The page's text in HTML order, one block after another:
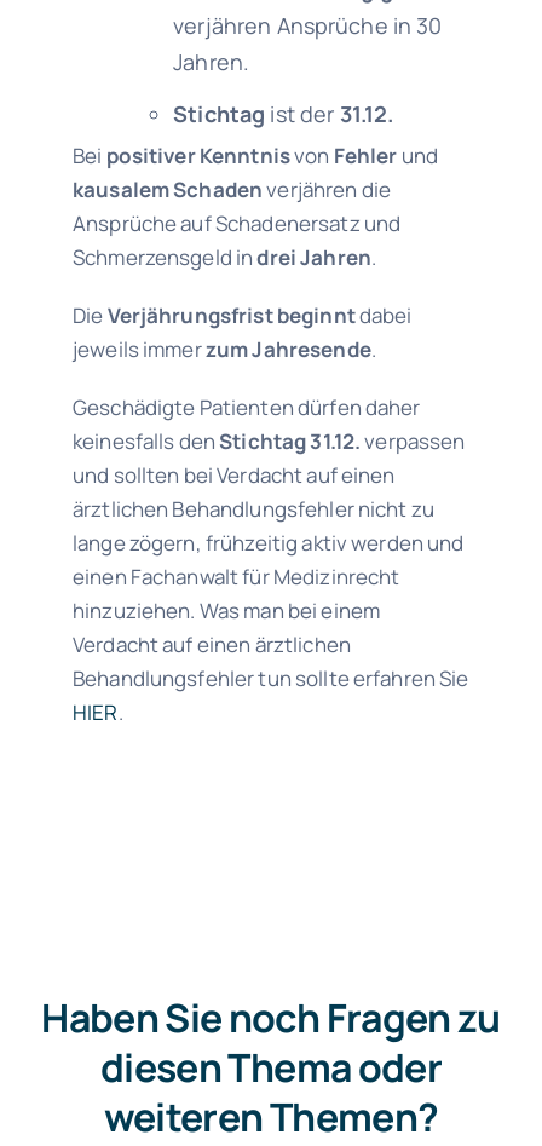
verjähren Ansprüche in 30
Jahren.
Stichtag ist der 31.12.
Bei positiver Kenntnisvon Fehler und
kausalem Schadenverjähren die
Ansprüche auf Schadenersatz und
Schmerzensgeld indrei Jahren.
DieVerjährungsfrist beginntdabei
jeweils immerzum Jahresende.
Geschädigte Patienten dürfen daher
keinesfalls denStichtag 31.12.verpassen
und sollten bei Verdacht auf einen
ärztlichen Behandlungsfehler nicht zu
lange zögern, frühzeitig aktiv werden und
einen Fachanwalt für Medizinrecht
hinzuziehen. Was man bei einem
Verdacht auf einen ärztlichen
Behandlungsfehler tun sollte erfahren Sie
HIER.
Haben Sie noch Fragen zu
diesen Thema oder
weiteren Themen?